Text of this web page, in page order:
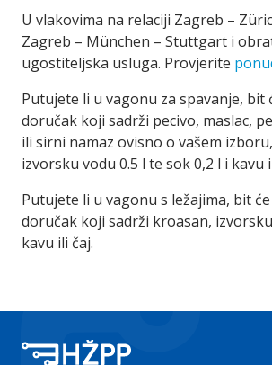
U vlakovima na relaciji Zagreb –
Zagreb – München – Stuttgart i
ugostiteljska usluga. Provjerite
Putujete li u vagonu za spavanje, bit
doručak koji sadrži pecivo, maslac,
ili sirni namaz ovisno o vašem
izvorsku vodu 0.5 l te sok 0,2 l i kavu
Putujete li u vagonu s ležajima, bit
doručak koji sadrži kroasan,
kavu ili čaj.